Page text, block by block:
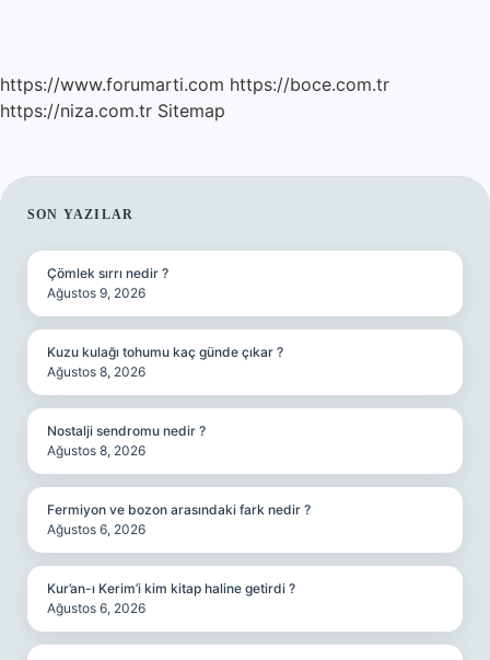
https://www.forumarti.com https://boce.com.tr
https://niza.com.tr Sitemap
SIDEBAR
SON YAZILAR
Çömlek sırrı nedir ?
Ağustos 9, 2026
Kuzu kulağı tohumu kaç günde çıkar ?
Ağustos 8, 2026
Nostalji sendromu nedir ?
Ağustos 8, 2026
Fermiyon ve bozon arasındaki fark nedir ?
Ağustos 6, 2026
Kur’an-ı Kerim’i kim kitap haline getirdi ?
Ağustos 6, 2026